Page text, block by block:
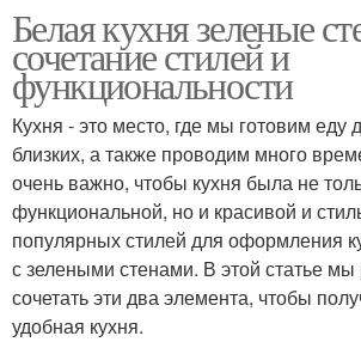
Белая кухня зеленые
сочетание стилей и
функциональности
Кухня - это место, где мы готовим еду
близких, а также проводим много
очень важно, чтобы кухня была не
функциональной, но и красивой и
популярных стилей для оформления
с зелеными стенами. В этой статье мы
сочетать эти два элемента, чтобы
удобная кухня.